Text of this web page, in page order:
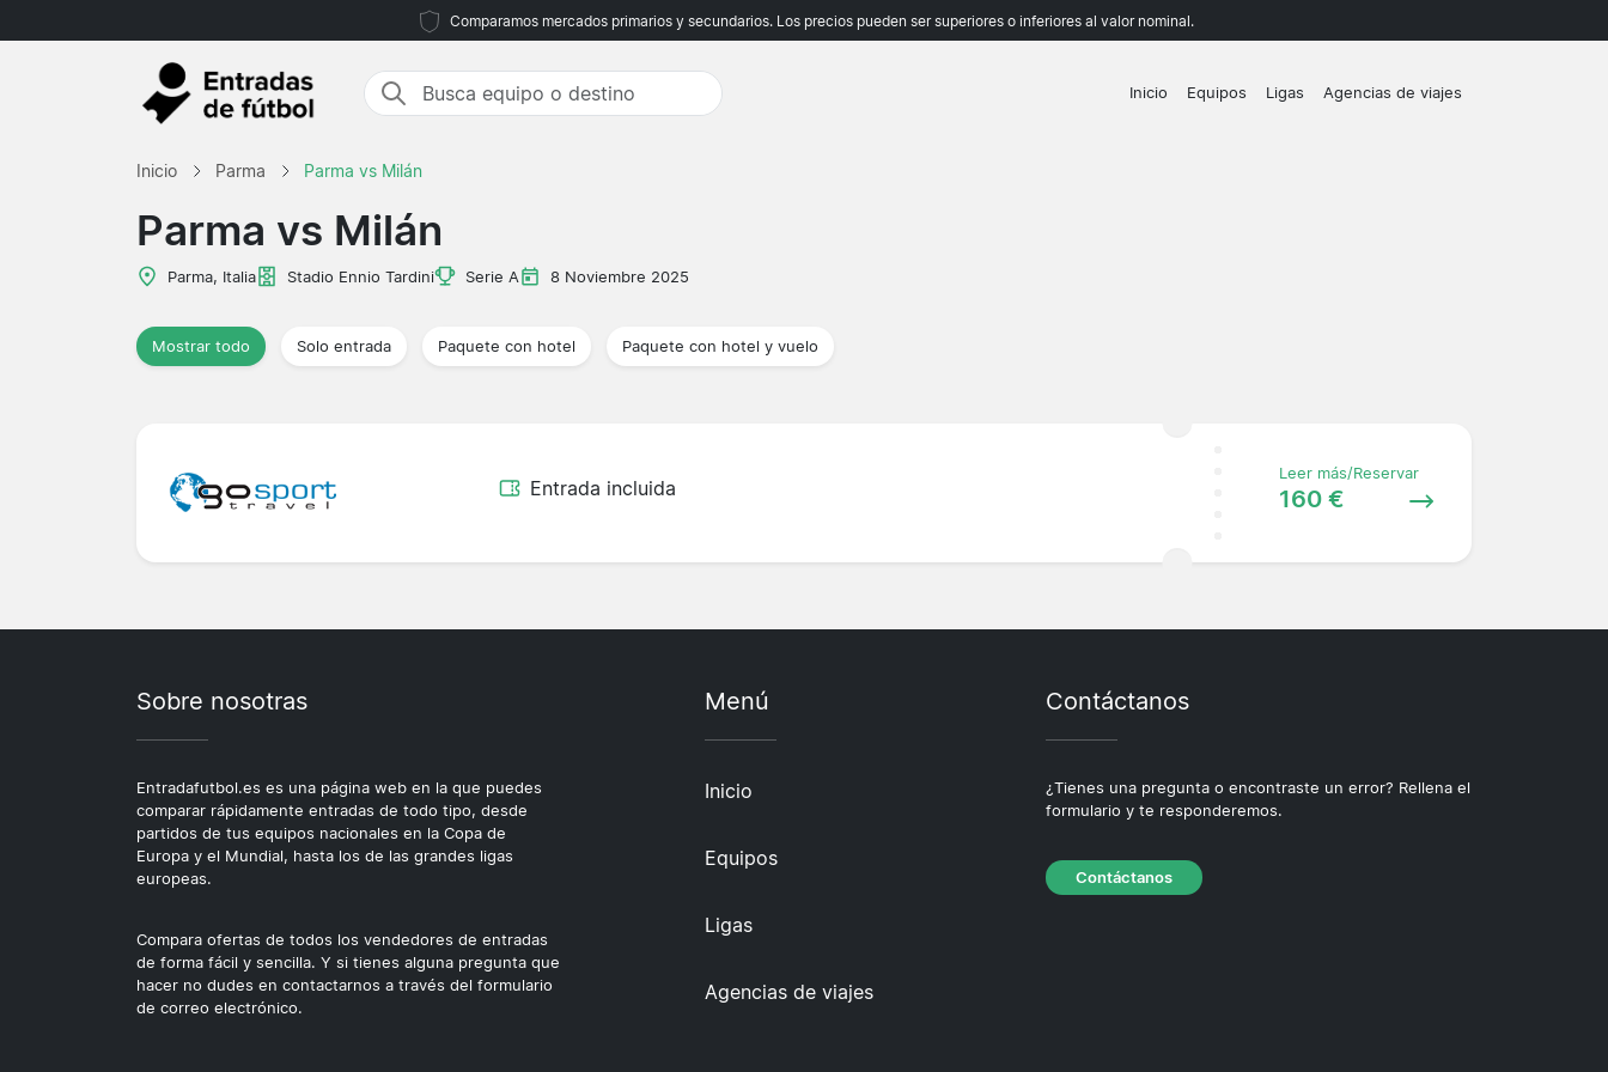
Comparamos mercados primarios y secundarios. Los precios pueden ser superiores o inferiores al valor nominal.
Inicio Equipos Ligas Agencias de viajes
Inicio Parma Parma vs Milán
Parma vs Milán
Parma, Italia Stadio Ennio Tardini Serie A 8 Noviembre 2025
Mostrar todo Solo entrada Paquete con hotel Paquete con hotel y vuelo
Entrada incluida
Leer más/Reservar
160 €
Sobre nosotras
Entradafutbol.es es una página web en la que puedes
comparar rápidamente entradas de todo tipo, desde
partidos de tus equipos nacionales en la Copa de
Europa y el Mundial, hasta los de las grandes ligas
europeas.
Compara ofertas de todos los vendedores de entradas
de forma fácil y sencilla. Y si tienes alguna pregunta que
hacer no dudes en contactarnos a través del formulario
de correo electrónico.
Menú
Inicio
Equipos
Ligas
Agencias de viajes
Contáctanos
¿Tienes una pregunta o encontraste un error? Rellena el
formulario y te responderemos.
Contáctanos